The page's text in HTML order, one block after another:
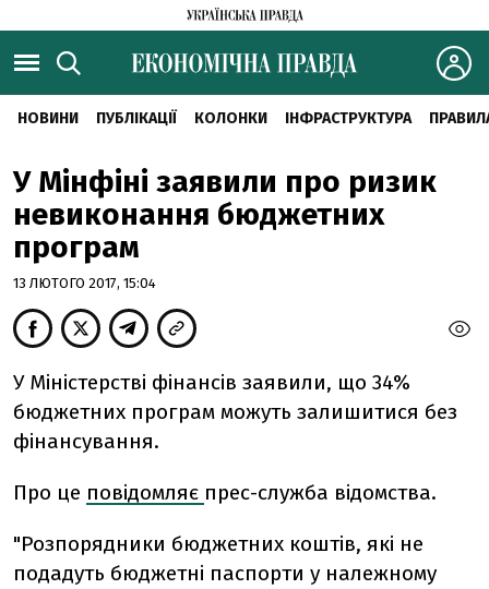
НОВИНИ ПУБЛІКАЦІЇ КОЛОНКИ ІНФРАСТРУКТУРА
У Мінфіні заявили про ризик
невиконання бюджетних
програм
13 ЛЮТОГО 2017, 15:04
У Міністерстві фінансів заявили, що 34%
бюджетних програм можуть залишитися без
фінансування.
Про це повідомляє прес-служба відомства.
"Розпорядники бюджетних коштів, які не
подадуть бюджетні паспорти у належному